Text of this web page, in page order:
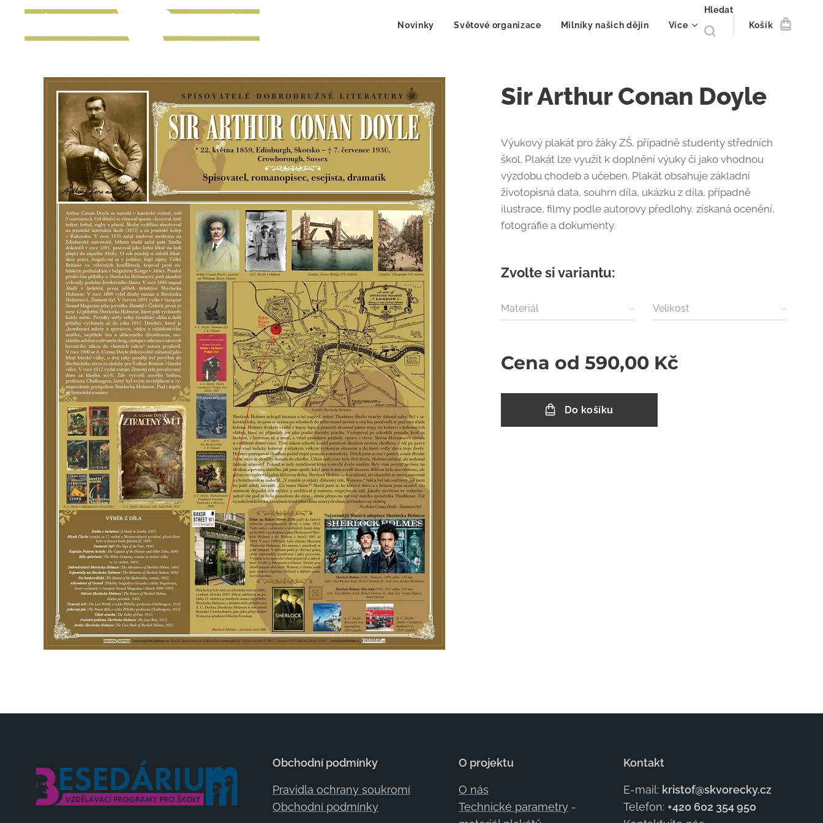
Novinky Světové organizace Milníky našich dějin Více
Hledat
Košík
Sir Arthur Conan Doyle
Výukový plakát pro žáky ZŠ, případně studenty středních
škol. Plakát lze využít k doplnění výuky či jako vhodnou
výzdobu chodeb a učeben. Plakát obsahuje základní
životopisná data, souhrn díla, ukázku z díla, případně
ilustrace, filmy podle autorovy předlohy, získaná ocenění,
fotografie a dokumenty.
Zvolte si variantu:
Materiál Velikost
Cena od590,00 Kč
Do košíku
Obchodní podmínky
Pravidla ochrany soukromí
Obchodní podmínky
O projektu
O nás
Technické parametry -
Kontakt
E-mail: kristof@skvorecky.cz
Telefon: +420 602 354 950